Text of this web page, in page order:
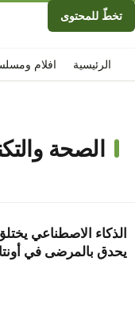
تخطّ للمحتوى
الرئيسية افلام
الصحة
الذكاء الاصطناعي
يحدق بالمرضى في